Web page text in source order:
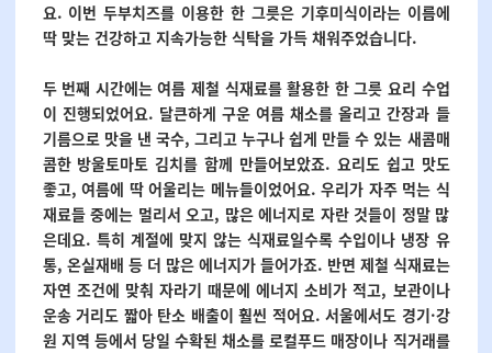
요. 이번 두부치즈를 이용한 한 그릇은 기후미식이라는 이름에
딱 맞는 건강하고 지속가능한 식탁을 가득 채워주었습니다.
두 번째 시간에는 여름 제철 식재료를 활용한 한 그릇 요리 수업
이 진행되었어요. 달큰하게 구운 여름 채소를 올리고 간장과 들
기름으로 맛을 낸 국수, 그리고 누구나 쉽게 만들 수 있는 새콤매
콤한 방울토마토 김치를 함께 만들어보았죠. 요리도 쉽고 맛도
좋고, 여름에 딱 어울리는 메뉴들이었어요. 우리가 자주 먹는 식
재료들 중에는 멀리서 오고, 많은 에너지로 자란 것들이 정말 많
은데요. 특히 계절에 맞지 않는 식재료일수록 수입이나 냉장 유
통, 온실재배 등 더 많은 에너지가 들어가죠. 반면 제철 식재료는
자연 조건에 맞춰 자라기 때문에 에너지 소비가 적고, 보관이나
운송 거리도 짧아 탄소 배출이 훨씬 적어요. 서울에서도 경기·강
원 지역 등에서 당일 수확된 채소를 로컬푸드 매장이나 직거래를